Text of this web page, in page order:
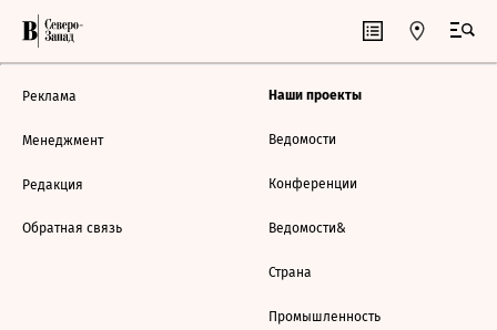
Реклама
Менеджмент
Редакция
Обратная связь
Наши проекты
Ведомости
Конференции
Ведомости&
Страна
Промышленность